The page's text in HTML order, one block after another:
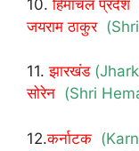
10. हिमाचल प्रदेश
जयराम ठाकुर(Shri
11. झारखंड
सोरेन (Shri
12.कर्नाटक